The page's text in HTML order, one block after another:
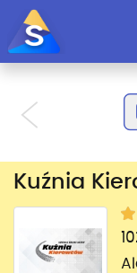
Kuźnia